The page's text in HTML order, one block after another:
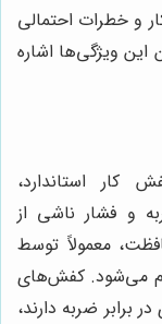
و خطرات احتمالی
این ویژگی‌ها اشاره
کار استاندارد،
و فشار ناشی از
معمولاً توسط
می‌شود. کفش‌های
برابر ضربه دارند،